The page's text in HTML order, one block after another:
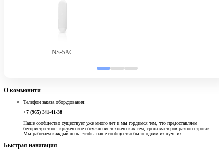
NS-5AC
О комьюнити
Телефон заказа оборудования:
+7 (965) 341-41-38
Наше сообщество существует уже много лет и мы гордимся тем, что предоставляем
беспристрастное, критическое обсуждение технических тем, среди мастеров разного уровня.
Мы работаем каждый день, чтобы наше сообщество было одним из лучших.
Быстрая навигация